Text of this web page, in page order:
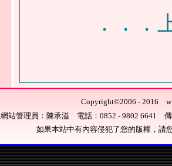
．．．
Copyright©2006 - 2016
網站管理員：陳承溢 電話：0852 - 9802 6641
如果本站中有內容侵犯了您的版權，請